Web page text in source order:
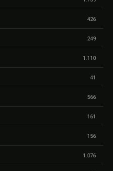
426
249
1.110
41
566
161
156
1.076